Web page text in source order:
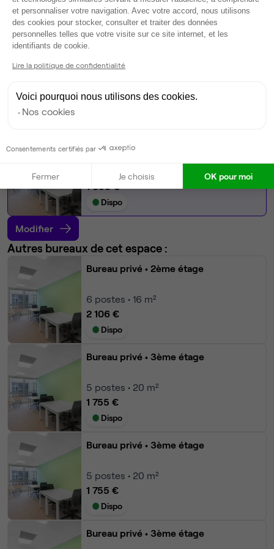
Climatisation
Espace d'attente
Espace détente
Ménage
Tables / chaises
postes • 16 m²
1 053 €
Dispo
Modifier
Autres bureaux de cet espace :
Bureau privé • 2ème étage
6 postes • 16 m²
2 106 €
Dispo
Bureau privé • 3ème étage
5 postes • 20 m²
1 755 €
Dispo
Bureau privé • 3ème étage
5 postes • 20 m²
1 755 €
Dispo
Bureau privé • 3ème étage
et personnaliser votre navigation. Avec votre accord, nous utilisons
des cookies pour stocker, consulter et traiter des données
personnelles telles que votre visite sur ce site internet, et les
identifiants de cookie.
Lire la politique de confidentialité
Voici pourquoi nous utilisons des cookies.
Nos cookies
Consentements certifiés par
Fermer Je choisis OK pour moi